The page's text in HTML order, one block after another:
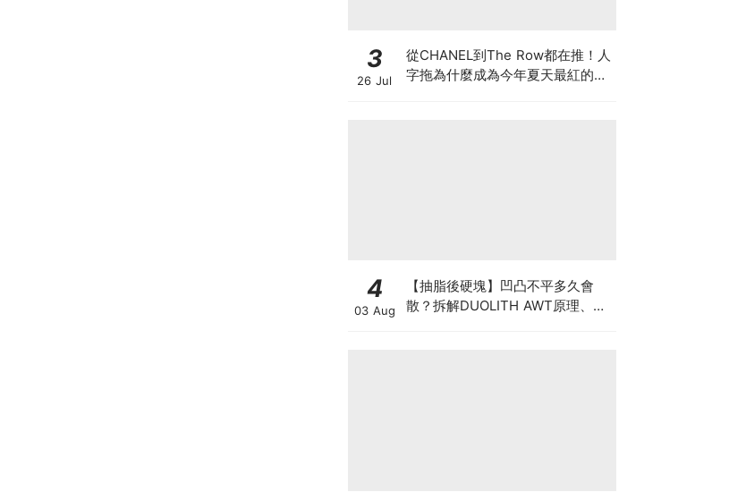
3
26 Jul
從CHANEL到The Row都在推！人
字拖為什麼成為今年夏天最紅的
4
03 Aug
【抽脂後硬塊】凹凸不平多久會
散？拆解DUOLITH AWT原理、按